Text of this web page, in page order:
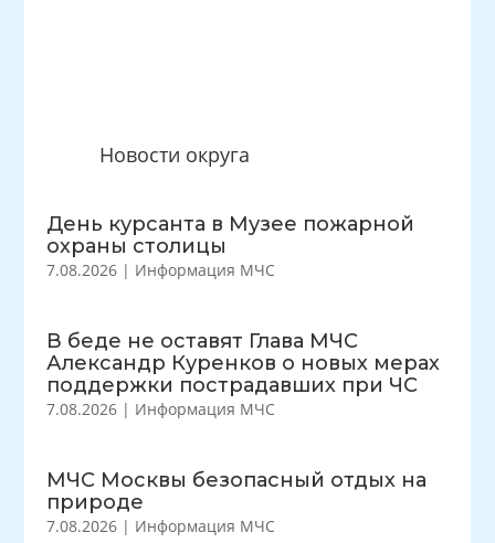
Новости округа
День курсанта в Музее пожарной
охраны столицы
7.08.2026 | Информация МЧС
В беде не оставят Глава МЧС
Александр Куренков о новых мерах
поддержки пострадавших при ЧС
7.08.2026 | Информация МЧС
МЧС Москвы безопасный отдых на
природе
7.08.2026 | Информация МЧС